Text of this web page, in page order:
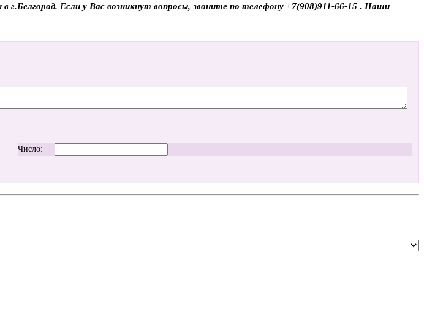
г.Белгород. Если у Вас возникнут вопросы, звоните по телефону +7(908)911-66-15 . Наши
Число: